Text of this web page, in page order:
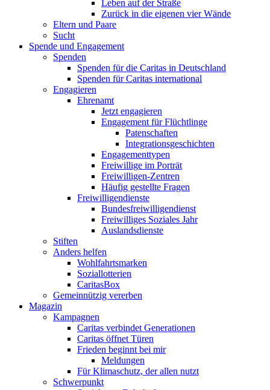
Leben auf der Straße
Zurück in die eigenen vier Wände
Eltern und Paare
Sucht
Spende und Engagement
Spenden
Spenden für die Caritas in Deutschland
Spenden für Caritas international
Engagieren
Ehrenamt
Jetzt engagieren
Engagement für Flüchtlinge
Patenschaften
Integrationsgeschichten
Engagementtypen
Freiwillige im Porträt
Freiwilligen-Zentren
Häufig gestellte Fragen
Freiwilligendienste
Bundesfreiwilligendienst
Freiwilliges Soziales Jahr
Auslandsdienste
Stiften
Anders helfen
Wohlfahrtsmarken
Soziallotterien
CaritasBox
Gemeinnützig vererben
Magazin
Kampagnen
Caritas verbindet Generationen
Caritas öffnet Türen
Frieden beginnt bei mir
Meldungen
Für Klimaschutz, der allen nutzt
Schwerpunkt